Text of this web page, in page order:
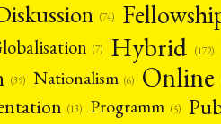
(74)
(7) Hybrid (172)
(39) Nationalism (6) Online
(13) Programm (5)